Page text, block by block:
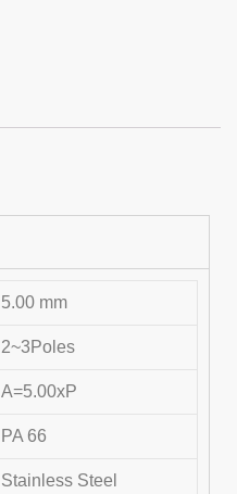
5.00 mm
2~3Poles
A=5.00xP
PA 66
Stainless Steel